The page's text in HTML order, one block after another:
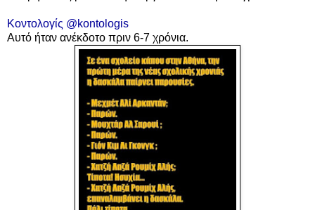
Κοντολογίς @kontologis
Αυτό ήταν ανέκδοτο πριν 6-7 χρόνια.